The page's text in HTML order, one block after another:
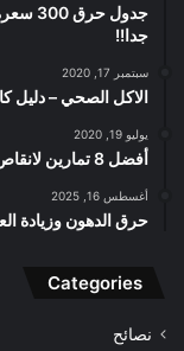
جدا!!
سبتمبر 17, 2020
الاكل الصحي – دليل
يوليو 19, 2020
أفضل 8 تمارين لانقاص الوزن
أغسطس 16, 2025
حرق الدهون وزيادة
Categories
نصائح